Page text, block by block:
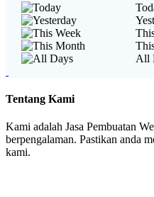
All
Tentang Kami
Kami adalah Jasa Pembuatan
berpengalaman. Pastikan anda
kami.